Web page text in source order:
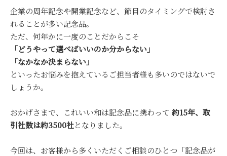
企業の周年記念や開業記念など、節目のタイミングで検討さ
れることが多い記念品。
ただ、何年かに一度のことだからこそ
「どうやって選べばいいのか分からない」
「なかなか決まらない」
といったお悩みを抱えているご担当者様も多いのではないで
しょうか。
おかげさまで、これいい和は記念品に携わって 約15年、取
引社数は約3500社となりました。
今回は、お客様から多くいただくご相談のひとつ「記念品が